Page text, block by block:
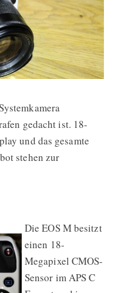
EOS M
gedacht ist. 18-
und das gesamte
stehen zur
Die EOS M besitzt
einen 18-
Megapixel CMOS-
Sensor im APS C